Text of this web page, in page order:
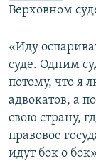
Верховном
«Иду
суде. Одним
потому, что я
адвокатов, а
свою страну,
правовое
идут бок о